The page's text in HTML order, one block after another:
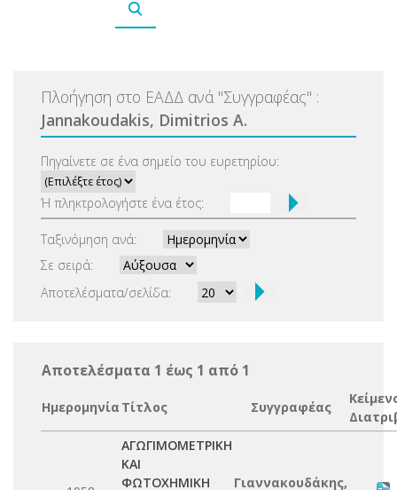
Πλοήγηση στο ΕΑΔΔ ανά "Συγγραφέας" :
Jannakoudakis, Dimitrios A.
Πηγαίνετε σε ένα σημείο του ευρετηρίου:
Ή πληκτρολογήστε ένα έτος:
Ταξινόμηση ανά:
Σε σειρά:
Αποτελέσματα/σελίδα:
Αποτελέσματα 1 έως 1 από 1
Ημερομηνία Τίτλος Συγγραφέας
ΑΓΩΓΙΜΟΜΕΤΡΙΚΗ
ΚΑΙ
ΦΩΤΟΧΗΜΙΚΗ
Γιαννακουδάκης,